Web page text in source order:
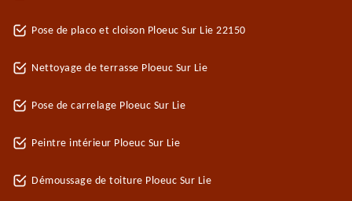
Pose de placo et cloison Ploeuc Sur Lie 22150
Nettoyage de terrasse Ploeuc Sur Lie
Pose de carrelage Ploeuc Sur Lie
Peintre intérieur Ploeuc Sur Lie
Démoussage de toiture Ploeuc Sur Lie